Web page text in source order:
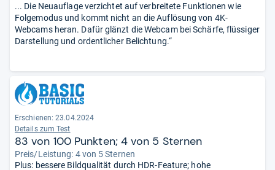
... Die Neuauflage verzichtet auf verbreitete Funktionen wie
Folgemodus und kommt nicht an die Auflösung von 4K-
Webcams heran. Dafür glänzt die Webcam bei Schärfe, flüssiger
Darstellung und ordentlicher Belichtung.“
Erschienen: 23.04.2024
Details zum Test
83 von 100 Punkten; 4 von 5 Sternen
Preis/Leistung: 4 von 5 Sternen
Plus: bessere Bildqualität durch HDR-Feature; hohe